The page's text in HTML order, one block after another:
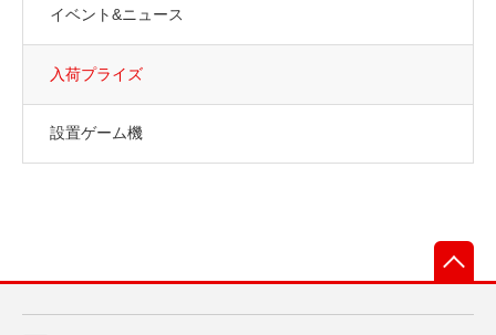
イベント&ニュース
入荷プライズ
設置ゲーム機